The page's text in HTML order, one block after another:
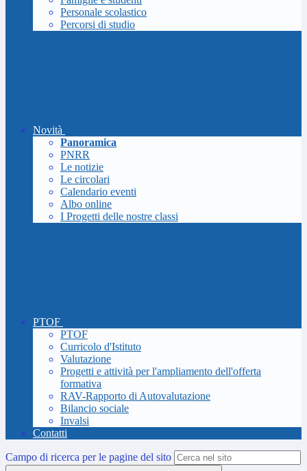
Personale scolastico
Percorsi di studio
Novità
Panoramica
PNRR
Le notizie
Le circolari
Calendario eventi
Albo online
I Progetti delle nostre classi
PTOF
PTOF
Curricolo d'Istituto
Valutazione
Progetti e attività per l'ampliamento dell'offerta
formativa
RAV-Rapporto di Autovalutazione
Bilancio sociale
Invalsi
Contatti
Campo di ricerca per le pagine del sito